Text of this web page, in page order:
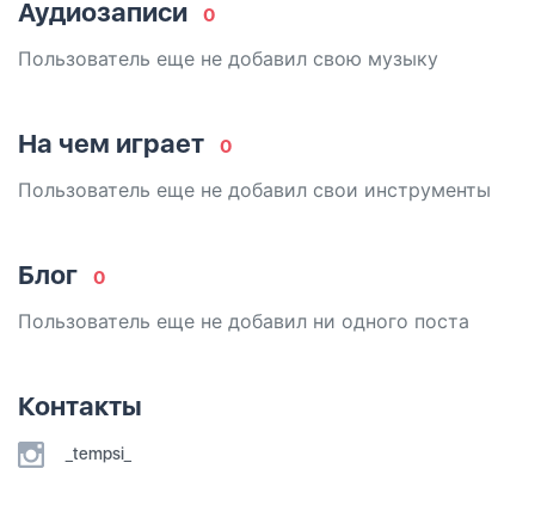
Аудиозаписи 0
Пользователь еще не добавил свою музыку
На чем играет 0
Пользователь еще не добавил свои инструменты
Блог 0
Пользователь еще не добавил ни одного поста
Контакты
_tempsi_